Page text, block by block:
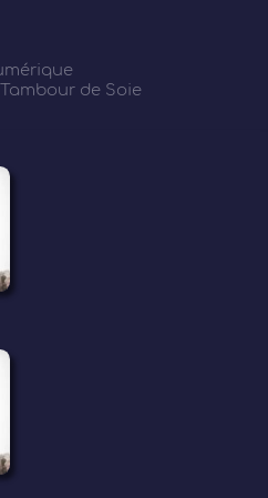
de Soie